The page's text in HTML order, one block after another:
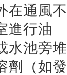
在通風不
進行油
水池旁堆
劑（如發